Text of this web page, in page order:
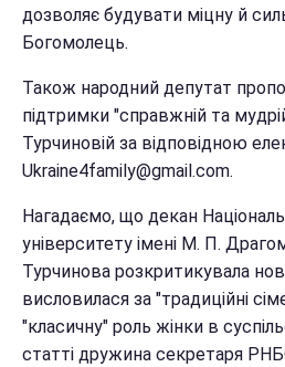
дозволяє будувати міцну й
Богомолець.
Також народний депутат
підтримки "справжній та
Турчиновій за відповідною
Ukraine4family@gmail.com.
Нагадаємо, що декан
університету імені М. П.
Турчинова розкритикувала
висловилася за "традиційні
"класичну" роль жінки в
статті дружина секретаря